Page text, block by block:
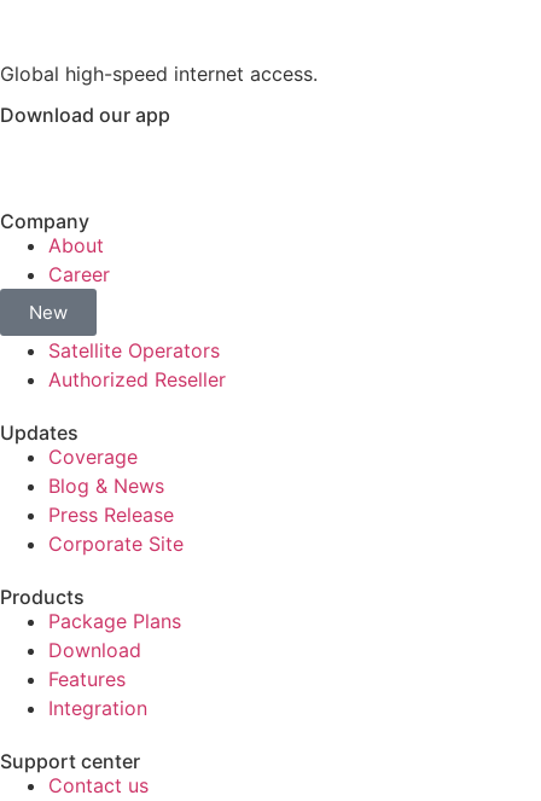
Global high-speed internet access.
Download our app
Company
About
Career
New
Satellite Operators
Authorized Reseller
Updates
Coverage
Blog & News
Press Release
Corporate Site
Products
Package Plans
Download
Features
Integration
Support center
Contact us